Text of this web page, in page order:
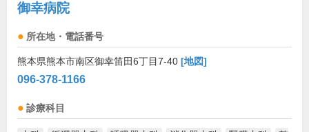
御幸病院
所在地・電話番号
熊本県熊本市南区御幸笛田6丁目7-40 [地図]
096-378-1166
診療科目